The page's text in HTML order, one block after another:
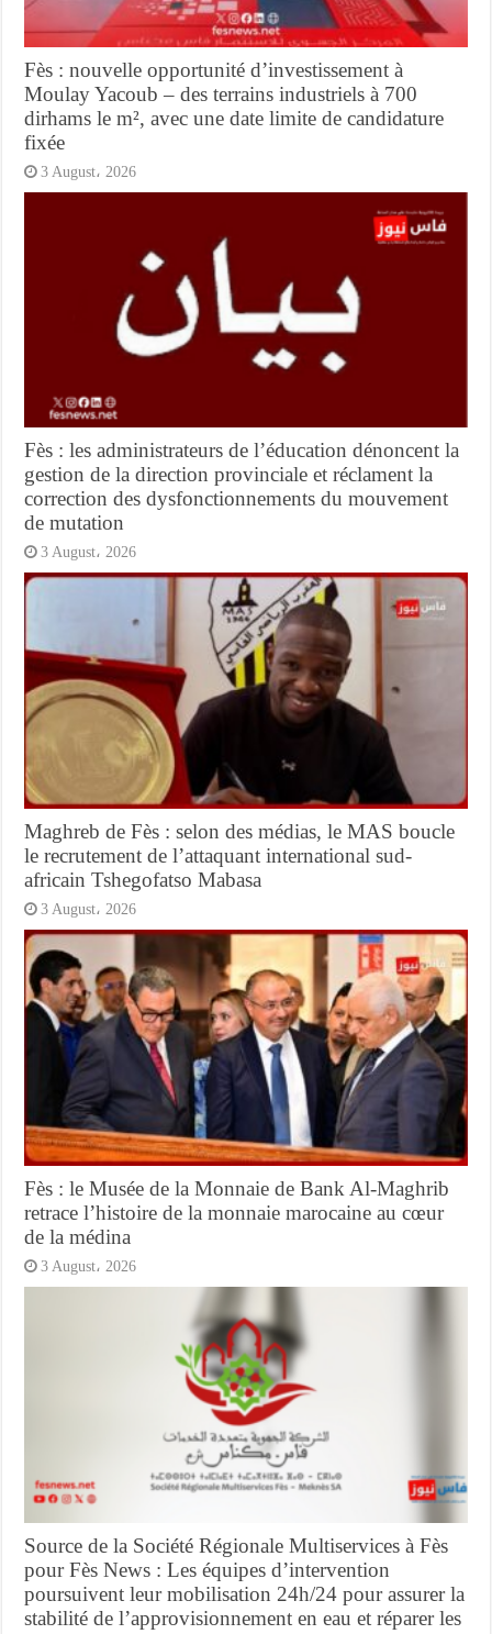
Fès : nouvelle opportunité d’investissement à
Moulay Yacoub – des terrains industriels à 700
dirhams le m², avec une date limite de candidature
fixée
3 August، 2026
Fès : les administrateurs de l’éducation dénoncent la
gestion de la direction provinciale et réclament la
correction des dysfonctionnements du mouvement
de mutation
3 August، 2026
Maghreb de Fès : selon des médias, le MAS boucle
le recrutement de l’attaquant international sud-
africain Tshegofatso Mabasa
3 August، 2026
Fès : le Musée de la Monnaie de Bank Al-Maghrib
retrace l’histoire de la monnaie marocaine au cœur
de la médina
3 August، 2026
Source de la Société Régionale Multiservices à Fès
pour Fès News : Les équipes d’intervention
poursuivent leur mobilisation 24h/24 pour assurer la
stabilité de l’approvisionnement en eau et réparer les